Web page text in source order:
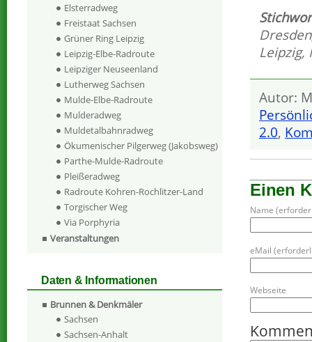
Dresden
Leipzig,
Autor:
2.0,
Einen
Name
eMail
Webseite
Elsterradweg
Freistaat Sachsen
Grüner Ring Leipzig
Leipzig-Elbe-Radroute
Leipziger Neuseenland
Lutherweg Sachsen
Mulde-Elbe-Radroute
Mulderadweg
Muldetalbahnradweg
Ökumenischer Pilgerweg (Jakobsweg)
Parthe-Mulde-Radroute
Pleißeradweg
Radroute Kohren-Rochlitzer-Land
Torgischer Weg
Via Porphyria
Veranstaltungen
Daten & Informationen
Brunnen & Denkmäler
Sachsen
Sachsen-Anhalt